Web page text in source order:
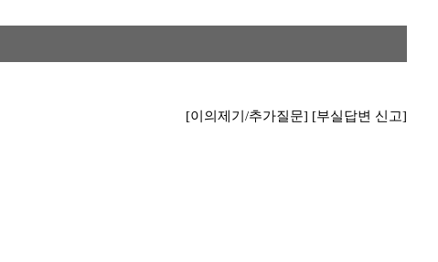
[이의제기/추가질문] [부실답변 신고]